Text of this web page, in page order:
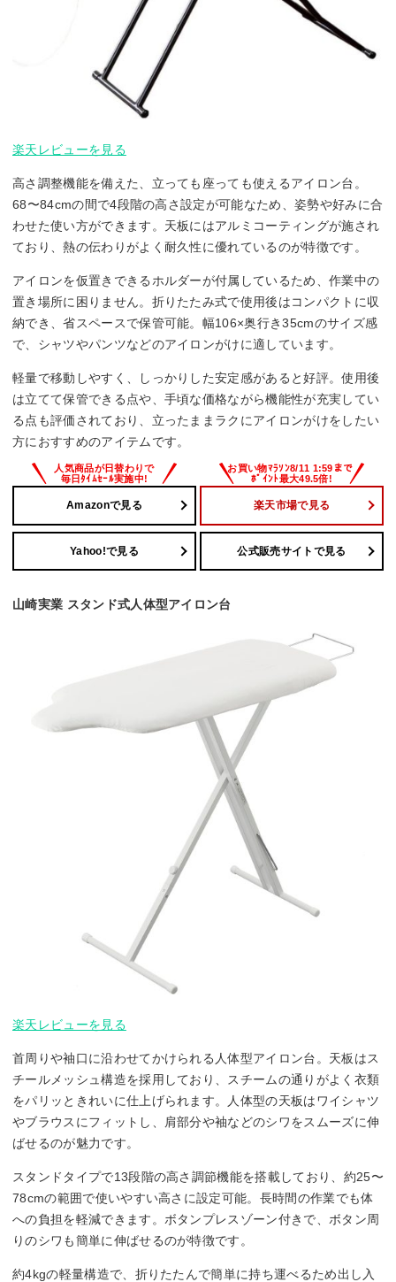
楽天レビューを見る
高さ調整機能を備えた、立っても座っても使えるアイロン台。
68〜84cmの間で4段階の高さ設定が可能なため、姿勢や好みに合
わせた使い方ができます。天板にはアルミコーティングが施され
ており、熱の伝わりがよく耐久性に優れているのが特徴です。
アイロンを仮置きできるホルダーが付属しているため、作業中の
置き場所に困りません。折りたたみ式で使用後はコンパクトに収
納でき、省スペースで保管可能。幅106×奥行き35cmのサイズ感
で、シャツやパンツなどのアイロンがけに適しています。
軽量で移動しやすく、しっかりした安定感があると好評。使用後
は立てて保管できる点や、手頃な価格ながら機能性が充実してい
る点も評価されており、立ったままラクにアイロンがけをしたい
方におすすめのアイテムです。
Amazonで見る 楽天市場で見る
Yahoo!で見る 公式販売サイトで見る
山崎実業 スタンド式人体型アイロン台
楽天レビューを見る
首周りや袖口に沿わせてかけられる人体型アイロン台。天板はス
チールメッシュ構造を採用しており、スチームの通りがよく衣類
をパリッときれいに仕上げられます。人体型の天板はワイシャツ
やブラウスにフィットし、肩部分や袖などのシワをスムーズに伸
ばせるのが魅力です。
スタンドタイプで13段階の高さ調節機能を搭載しており、約25〜
78cmの範囲で使いやすい高さに設定可能。長時間の作業でも体
への負担を軽減できます。ボタンプレスゾーン付きで、ボタン周
りのシワも簡単に伸ばせるのが特徴です。
約4kgの軽量構造で、折りたたんで簡単に持ち運べるため出し入